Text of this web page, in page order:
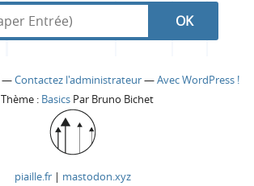
—Contactez l'administrateur—Avec WordPress !
Thème : Basics Par Bruno Bichet
piaille.fr | mastodon.xyz